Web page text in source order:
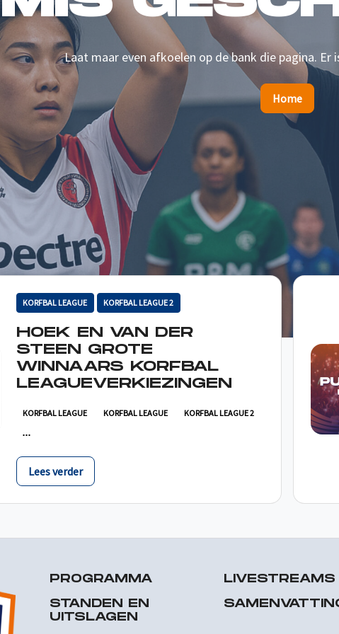
Laat maar even afkoelen op de bank die pagina.
Home
KORFBAL LEAGUE KORFBAL LEAGUE 2
HOEK EN VAN DER
STEEN GROTE
WINNAARS KORFBAL
LEAGUEVERKIEZINGEN
KORFBAL LEAGUE KORFBAL LEAGUE KORFBAL LEAGUE 2
Lees verder
PROGRAMMA
STANDEN EN
UITSLAGEN
LIVESTREAMS